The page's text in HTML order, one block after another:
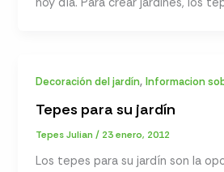
Decoración del jardín,Informacion
Tepes para su jardín
Tepes Julian/ 23 enero, 2012
Los tepes para su jardín son la